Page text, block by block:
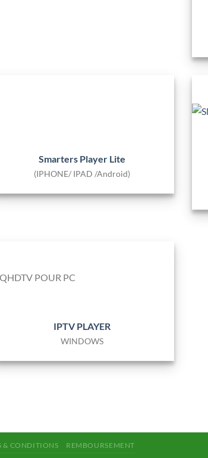
Smarters Player Lite
(IPHONE/ IPAD /Android)
IPTV PLAYER
WINDOWS
& CONDITIONS REMBOURSEMENT